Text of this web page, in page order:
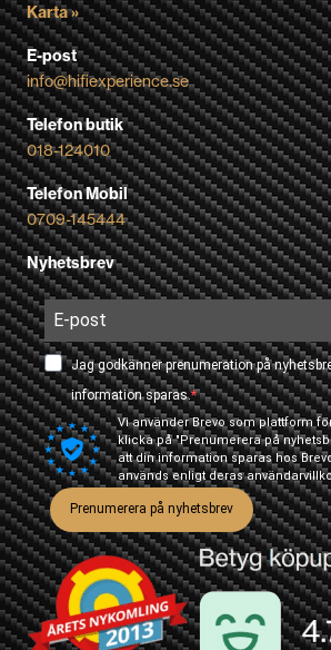
Karta »
E-post
info@hifiexperience.se
Telefon butik
018-124010
Telefon Mobil
0709-145444
Nyhetsbrev
Jag godkänner prenumeration på
information sparas.
Vi använder Brevo som plattform
klicka på "Prenumerera på
att din information sparas hos
används enligt deras
Prenumerera på nyhetsbrev